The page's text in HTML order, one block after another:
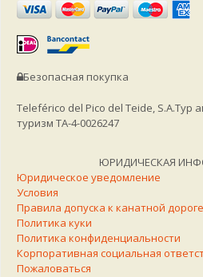
Безопасная покупка
Teleférico del Pico del Teide, S.A.Тур
туризм TA-4-0026247
ЮРИДИЧЕСКАЯ
Юридическое уведомление
Условия
Правила допуска к канатной дороге
Политика куки
Политика конфиденциальности
Корпоративная социальная
Пожаловаться